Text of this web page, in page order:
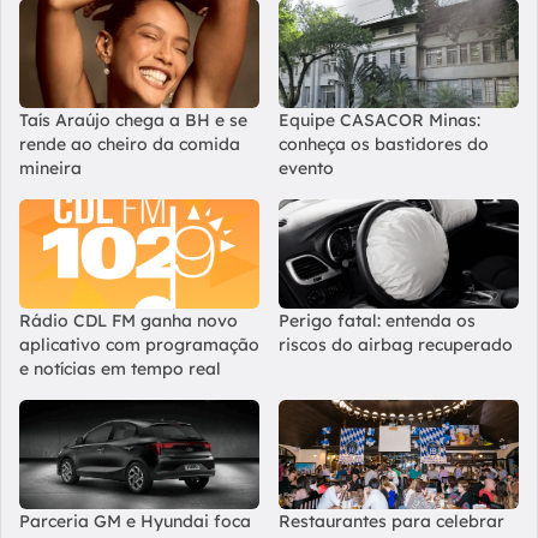
Taís Araújo chega a BH e se
rende ao cheiro da comida
mineira
Equipe CASACOR Minas:
conheça os bastidores do
evento
Rádio CDL FM ganha novo
aplicativo com programação
e notícias em tempo real
Perigo fatal: entenda os
riscos do airbag recuperado
Parceria GM e Hyundai foca
Restaurantes para celebrar